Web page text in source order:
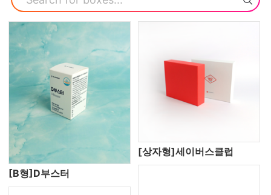
검색
[B형]D부스터
[상자형]세이버스클럽